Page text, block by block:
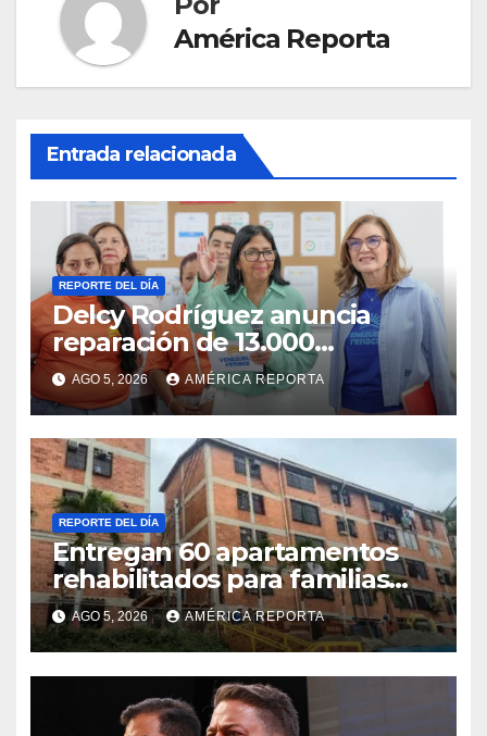
América Reporta
Entrada relacionada
REPORTE DEL DÍA
Delcy Rodríguez anuncia
reparación de 13.000
viviendas afectadas por los
terremotos
AGO 5, 2026 AMÉRICA REPORTA
REPORTE DEL DÍA
Entregan 60 apartamentos
rehabilitados para familias
del urbanismo Ana Victoria
en La Guaira
AGO 5, 2026 AMÉRICA REPORTA